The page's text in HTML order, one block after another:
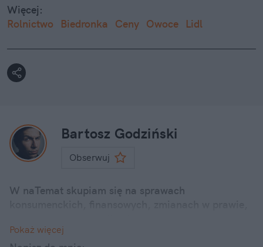
Więcej:
Rolnictwo
Biedronka Ceny Owoce Lidl
Bartosz Godziński
Obserwuj
W naTemat skupiam się na sprawach
sprawy ważne i poważne i przede wszystkim bliskie
Pokaż więcej